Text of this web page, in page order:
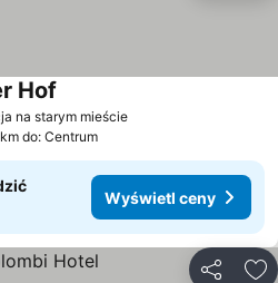
na starym mieścieWyświetl ceny
Hof
do: Centrum
Wyświetl ceny